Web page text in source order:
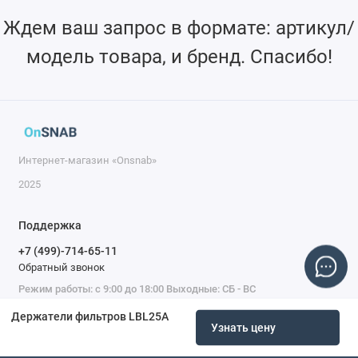
Держатели фильтров LBL25A
Узнать цену
Одно монтажное отверстие M6 и два монтажных
отверстия M4 в нижней части, простое в использовании
отдельно.
Ждем ваш запрос в формате: артикул/
модель товара, и бренд. Спасибо!
Интернет-магазин «Onsnab»
2025
Поддержка
+7 (499)-714-65-11
Обратный звонок
Режим работы: с 9:00 до 18:00 Выходные: СБ - ВС